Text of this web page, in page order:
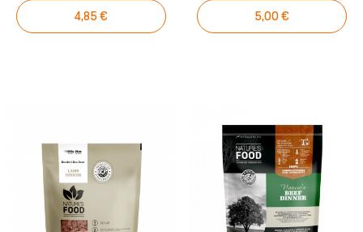
4,85 € 5,00 €